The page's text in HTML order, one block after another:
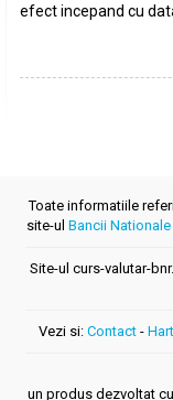
efect incepand cu
Toate informatiile
site-ul Bancii Nationale
Site-ul curs-valutar-
Vezi si: Contact -
un produs dezvoltat cu